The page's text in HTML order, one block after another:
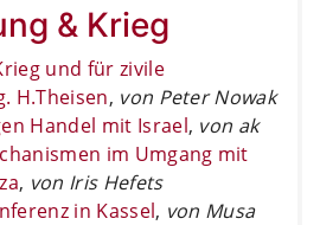
& Krieg
und für zivile
H.Theisen, von Peter Nowak
Handel mit Israel, von ak
im Umgang mit
, von Iris Hefets
in Kassel, von Musa